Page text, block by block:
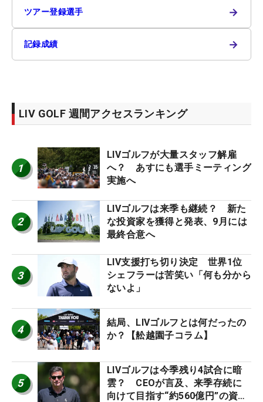
ツアー登録選手 →
記録成績 →
LIV GOLF 週間アクセスランキング
1
LIVゴルフが大量スタッフ解雇
へ？ あすにも選手ミーティング
実施へ
2
LIVゴルフは来季も継続？ 新た
な投資家を獲得と発表、9月には
最終合意へ
3
LIV支援打ち切り決定 世界1位
シェフラーは苦笑い「何も分から
ないよ」
4
結局、LIVゴルフとは何だったの
か？【舩越園子コラム】
5
LIVゴルフは今季残り4試合に暗
雲？ CEOが言及、来季存続に
向けて目指す“約560億円”の資金